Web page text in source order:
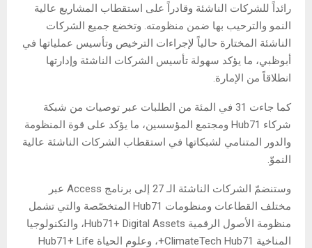
رائداً للشركات الناشئة وقادراً على استقطاب المشاريع عالية
النمو والترحيب بها ضمن منظومته. وتخضع جميع الشركات
الناشئة المختارة حالياً لإجراءات الترخيص وتأسيس عملياتها في
أبوظبي، ما يؤكد سهولة تأسيس الشركات الناشئة وإدارتها
انطلاقاً من الإمارة.
كما جاءت 31 في المئة من الطلبات عبر توصيات من شبكة
شركاء Hub71 ومجتمع المؤسسين، ما يؤكد على قوة المنظومة
والدور المتنامي لشبكاتها في استقطاب الشركات الناشئة عالية
النموّ.
وستنضمّ الشركات الناشئة الـ 27 إلى برنامج Access عبر
مختلف القطاعات ومنظومات Hub71 المتخصّصة والتي تشمل
منظومة الأصول الرقمية Hub71+ Digital Assets، والتكنولوجيا
المناخية ClimateTech Hub71+، وعلوم الحياة Hub71+ Life